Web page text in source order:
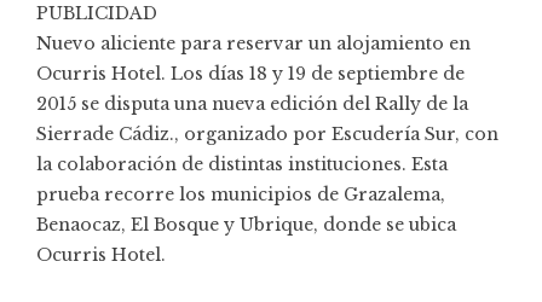
PUBLICIDAD
Nuevo aliciente para reservar un alojamiento en
Ocurris Hotel. Los días 18 y 19 de septiembre de
2015 se disputa una nueva edición del Rally de la
Sierrade Cádiz., organizado por Escudería Sur, con
la colaboración de distintas instituciones. Esta
prueba recorre los municipios de Grazalema,
Benaocaz, El Bosque y Ubrique, donde se ubica
Ocurris Hotel.